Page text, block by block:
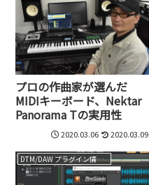
プロの作曲家が選んだ
MIDIキーボード、Nektar
Panorama Tの実用性
2020.03.06 2020.03.09
DTM/DAW プラグイン情報（VST AU AAX）